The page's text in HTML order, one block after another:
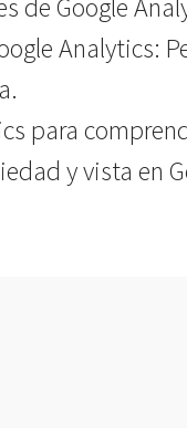
de Google
Analytics:
para
y vista en